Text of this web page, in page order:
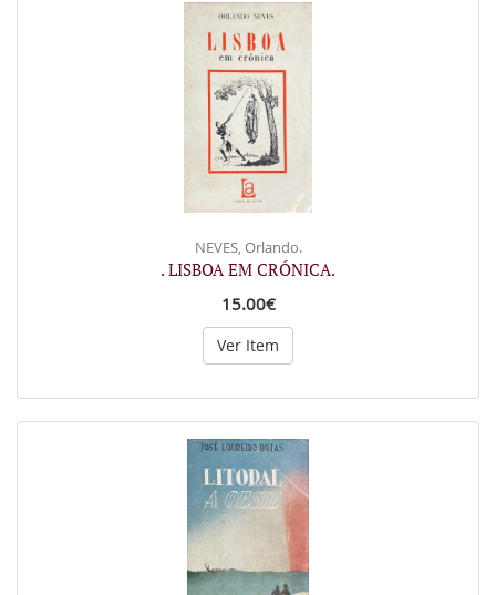
NEVES, Orlando.
. LISBOA EM CRÓNICA.
15.00€
Ver Item